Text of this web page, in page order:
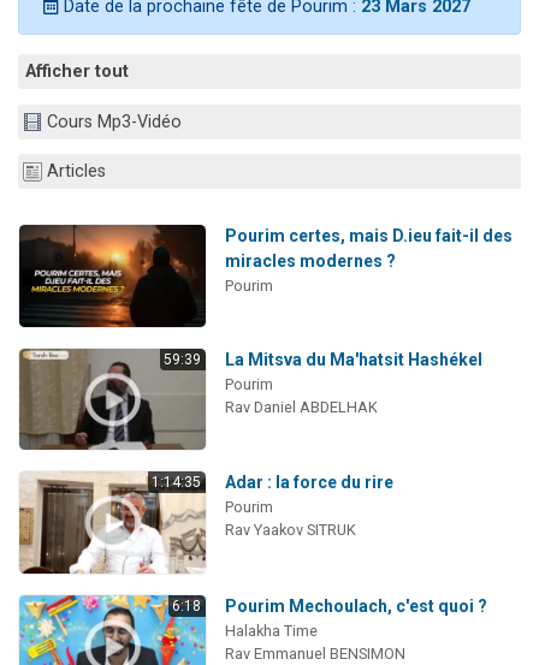
Eva vient de donner son Maasser
Date de la prochaine fête de Pourim : 23 Mars 2027
Afficher tout
Cours Mp3-Vidéo
Articles
Pourim certes, mais D.ieu fait-il des
miracles modernes ?
Pourim
59:39 La Mitsva du Ma'hatsit Hashékel
Pourim
Rav Daniel ABDELHAK
1:14:35 Adar : la force du rire
Pourim
Rav Yaakov SITRUK
6:18 Pourim Mechoulach, c'est quoi ?
Halakha Time
Rav Emmanuel BENSIMON